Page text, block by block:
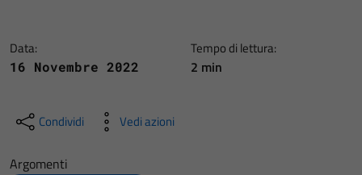
Data:
16 Novembre 2022
Tempo di lettura:
2 min
Condividi Vedi azioni
Argomenti